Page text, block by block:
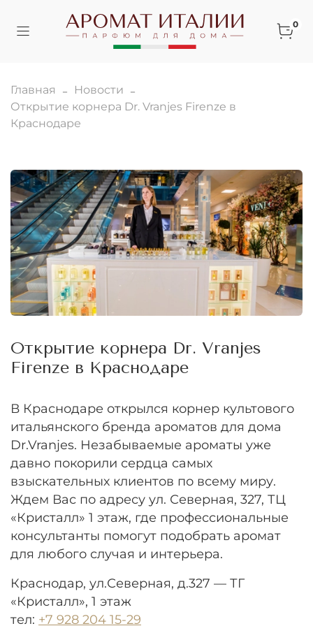
0
Главная
Новости
Открытие корнера Dr. Vranjes Firenze в
Краснодаре
Открытие корнера Dr. Vranjes
Firenze в Краснодаре
В Краснодаре открылся корнер культового
итальянского бренда ароматов для дома
Dr.Vranjes. Незабываемые ароматы уже
давно покорили сердца самых
взыскательных клиентов по всему миру.
Ждем Вас по адресу ул. Северная, 327, ТЦ
«Кристалл» 1 этаж, где профессиональные
консультанты помогут подобрать аромат
для любого случая и интерьера.
Краснодар, ул.Северная, д.327 — ТГ
«Кристалл», 1 этаж
тел: +7 928 204 15-29